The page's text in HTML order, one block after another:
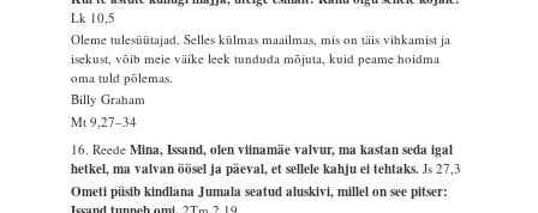
Lk 10,5
Oleme tulesüütajad. Selles külmas maailmas, mis on täis vihkamist ja
isekust, võib meie väike leek tunduda mõjuta, kuid peame hoidma
oma tuld põlemas.
Billy Graham
Mt 9,27–34
16. ReedeMina, Issand, olen viinamäe valvur, ma kastan seda igal
hetkel, ma valvan öösel ja päeval, et sellele kahju ei tehtaks.Js 27,3
Ometi püsib kindlana Jumala seatud aluskivi, millel on see pitser: